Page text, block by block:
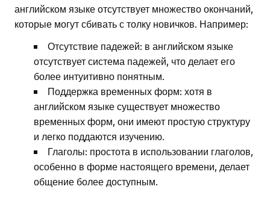
английском языке отсутствует множество окончаний,
которые могут сбивать с толку новичков. Например:
Отсутствие падежей: в английском языке
отсутствует система падежей, что делает его
более интуитивно понятным.
Поддержка временных форм: хотя в
английском языке существует множество
временных форм, они имеют простую структуру
и легко поддаются изучению.
Глаголы: простота в использовании глаголов,
особенно в форме настоящего времени, делает
общение более доступным.